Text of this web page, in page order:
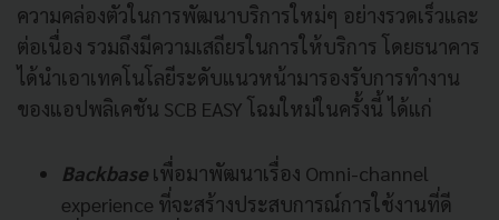
ความคล่องตัวในการพัฒนาบริการใหม่ๆ อย่างรวดเร็วและ
ต่อเนื่อง รวมถึงมีความเสถียรในการให้บริการ โดยธนาคาร
ได้นำเอาเทคโนโลยีระดับแนวหน้ามารองรับการทำงาน
ของแอปพลิเคชัน SCB EASY โฉมใหม่ในครั้งนี้ ได้แก่
Backbase เพื่อมาพัฒนาเรื่อง Omni-channel
experience ที่จะสร้างประสบการณ์การใช้งานที่ดี